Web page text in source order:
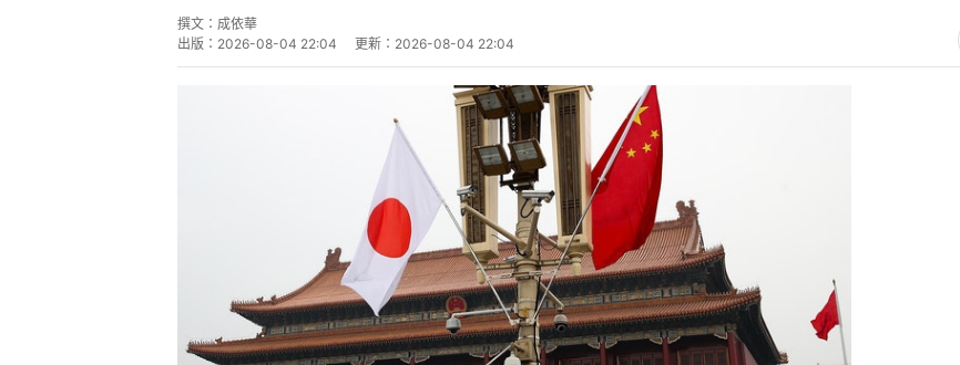
撰文： 成依華
出版： 2026-08-04 22:04 更新： 2026-08-04 22:04